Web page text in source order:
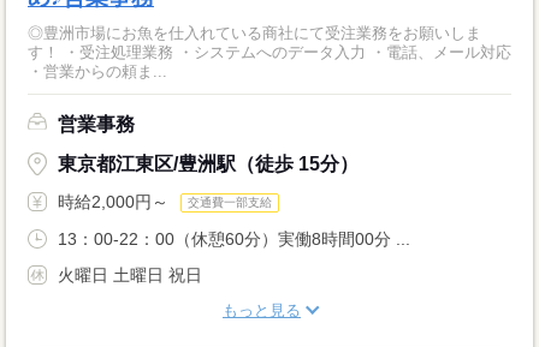
◎豊洲市場にお魚を仕入れている商社にて受注業務をお願いしま
す！ ・受注処理業務 ・システムへのデータ入力 ・電話、メール対応
・営業からの頼ま...
営業事務
東京都江東区/豊洲駅（徒歩 15分）
時給2,000円～ 交通費一部支給
13：00-22：00（休憩60分）実働8時間00分 ...
火曜日 土曜日 祝日
もっと見る